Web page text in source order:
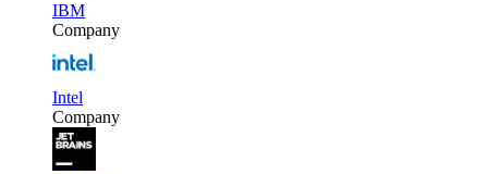
IBM
Company
Intel
Company